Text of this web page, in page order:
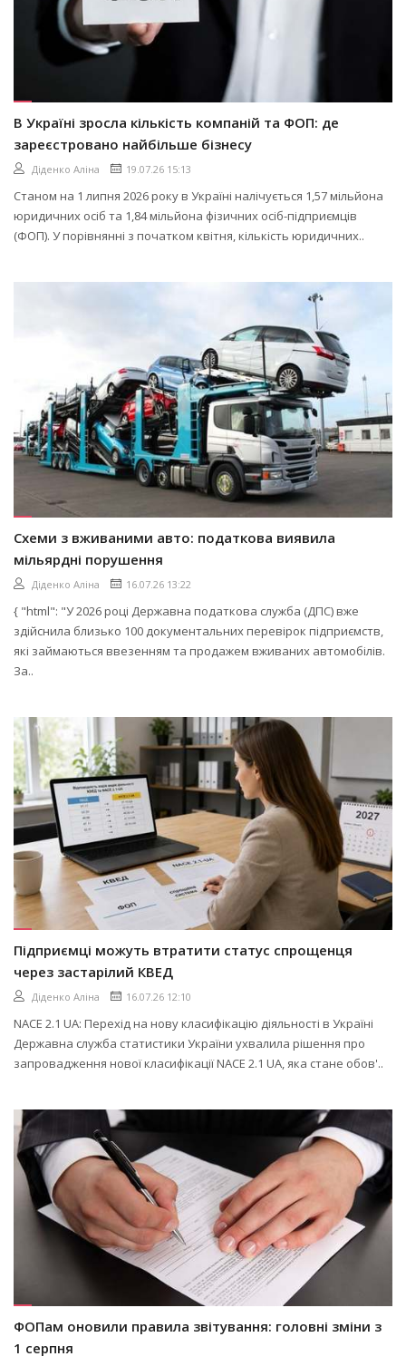
В Україні зросла кількість компаній та ФОП: де
зареєстровано найбільше бізнесу
Діденко Аліна 19.07.26 15:13
Станом на 1 липня 2026 року в Україні налічується 1,57 мільйона
юридичних осіб та 1,84 мільйона фізичних осіб-підприємців
(ФОП). У порівнянні з початком квітня, кількість юридичних..
Схеми з вживаними авто: податкова виявила
мільярдні порушення
Діденко Аліна 16.07.26 13:22
{ "html": "У 2026 році Державна податкова служба (ДПС) вже
здійснила близько 100 документальних перевірок підприємств,
які займаються ввезенням та продажем вживаних автомобілів.
За..
Підприємці можуть втратити статус спрощенця
через застарілий КВЕД
Діденко Аліна 16.07.26 12:10
NACE 2.1 UA: Перехід на нову класифікацію діяльності в Україні
Державна служба статистики України ухвалила рішення про
запровадження нової класифікації NACE 2.1 UA, яка стане обов'..
ФОПам оновили правила звітування: головні зміни з
1 серпня